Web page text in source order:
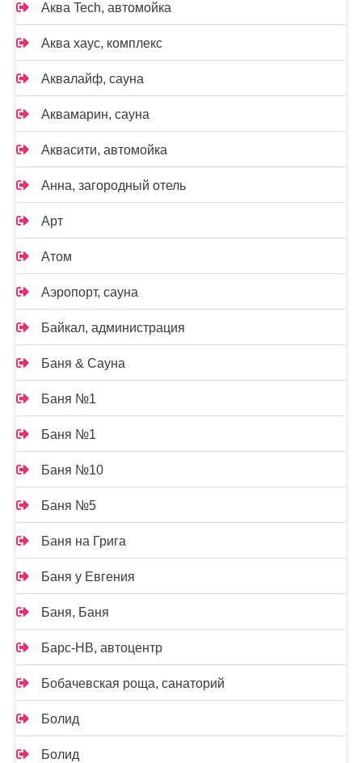
Аква Tech, автомойка
Аква хаус, комплекс
Аквалайф, сауна
Аквамарин, сауна
Аквасити, автомойка
Анна, загородный отель
Арт
Атом
Аэропорт, сауна
Байкал, администрация
Баня & Сауна
Баня №1
Баня №1
Баня №10
Баня №5
Баня на Грига
Баня у Евгения
Баня, Баня
Барс-НВ, автоцентр
Бобачевская роща, санаторий
Болид
Болид